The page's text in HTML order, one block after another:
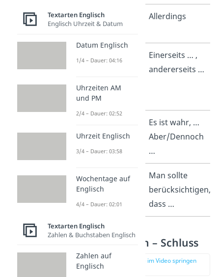
However;
Allerdings
the other
hand
Einerseits … ,
andererseits …
But/Yet …
Es ist wahr, …
Aber/Dennoch
…
It should be
considered
that …
Man sollte
berücksichtigen,
dass …
Essay Englisch – Schluss
zur Stelle im Video springen
Textarten Englisch
Englisch Uhrzeit & Datum
Datum Englisch
1/4 – Dauer: 04:16
Uhrzeiten AM
und PM
2/4 – Dauer: 02:52
Uhrzeit Englisch
3/4 – Dauer: 03:58
Wochentage auf
Englisch
4/4 – Dauer: 02:01
Textarten Englisch
Zahlen & Buchstaben Englisch
Zahlen auf
Englisch